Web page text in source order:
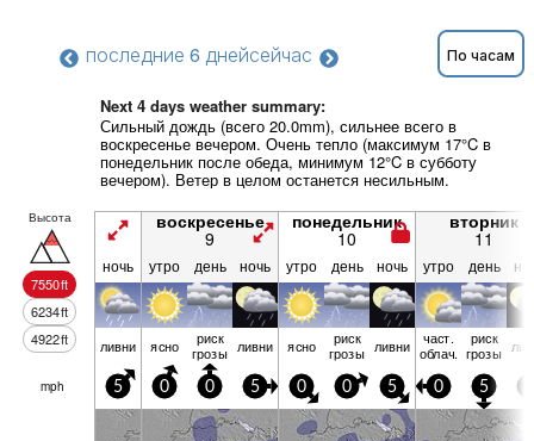
последние 6 днейсейчас По часам
Next 4 days weather summary:
Сильный дождь (всего 20.0mm), сильнее всего в
воскресенье вечером. Очень тепло (максимум 17°C в
понедельник после обеда, минимум 12°C в субботу
вечером). Ветер в целом останется несильным.
Высота
7550ft
6234ft
4922ft
воскресенье
9
понедельник
10
вторник
11
ночь утро день ночь утро день ночь утро день
ливни ясно риск
грозы ливни ясно риск
грозы ливни част.
облач.
риск
грозы
mph 5 0 0 5 0 0 5 0 5